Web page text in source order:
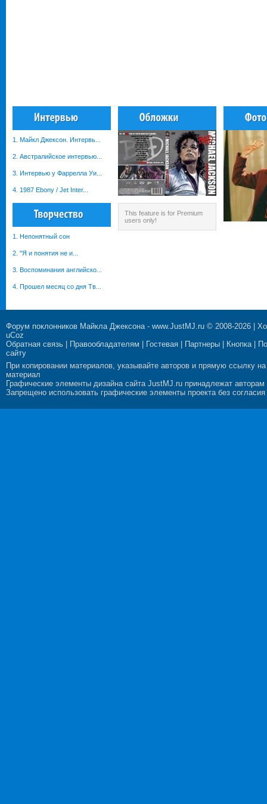
1. Майкл Джексон. Интервь...
2. Австралийское интервью...
3. Интервью у Фаррелла Уи...
4. 1987 Ebony / Jet Inter...
1. Непонятный сон
2. "Я и понятия не и...
3. Воспоминания английско...
4. Прошел месяц со дня Тв...
This feature is for Premium
users only!
Форум поклонников Майкла Джексона- www.JustMJ.ru © 2008-2026 |
uCoz
Обратная связь
Правообладателям Гостевая Партнеры Кнопка|
сайту
При копировании материалов, указывайте авторов и прямую ссылку на
материал
Графические элементы дизайна сайта JustMJ.ru принадлежат авторам
Запрещено использовать графические элементы проекта без согласия